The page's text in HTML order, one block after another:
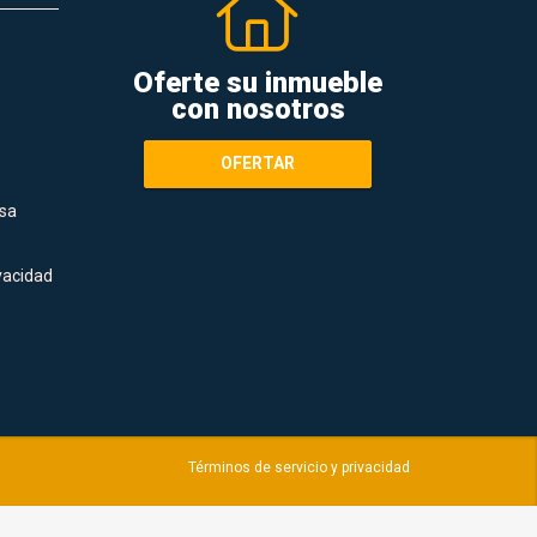
Oferte su inmueble
con nosotros
OFERTAR
Términos de servicio y privacidad